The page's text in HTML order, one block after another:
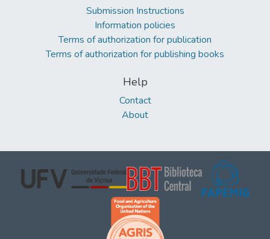
Submission Instructions
Information policies
Terms of authorization for publication
Terms of authorization for publishing books
Help
Contact
About